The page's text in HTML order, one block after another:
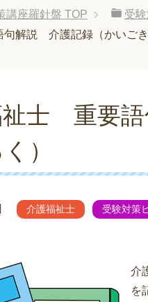
講座羅針盤 TOP 受
解説 介護記録（かいごき
祉士 重要
）
介護福祉士 受験対策
介
を